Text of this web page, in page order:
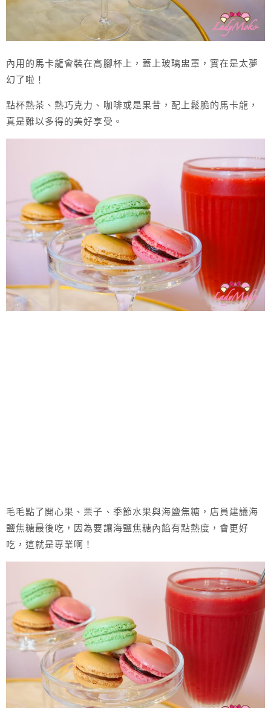
內用的馬卡龍會裝在高腳杯上，蓋上玻璃盅罩，實在是太夢
幻了啦！
點杯熱茶、熱巧克力、咖啡或是果昔，配上鬆脆的馬卡龍，
真是難以多得的美好享受。
毛毛點了開心果、栗子、季節水果與海鹽焦糖，店員建議海
鹽焦糖最後吃，因為要讓海鹽焦糖內餡有點熱度，會更好
吃，這就是專業啊！